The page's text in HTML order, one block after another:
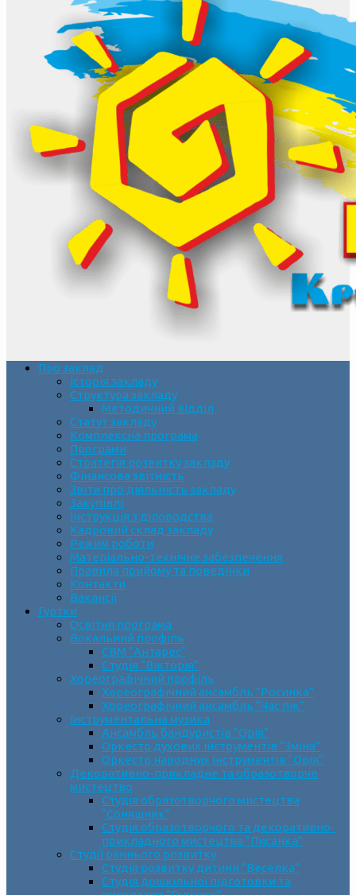
Про заклад
Історія закладу
Структура закладу
Методичний відділ
Статут закладу
Комплексна програма
Програми
Стратегія розвитку закладу
Фінансова звітність
Звіти про діяльність закладу
Закупівлі
Інструкція з діловодства
Кадровий склад закладу
Режим роботи
Матеріально-технічне забезпечення
Правила прийому та поведінки
Контакти
Вакансії
Гуртки
Освітня програма
Вокальний профіль
СВМ “Антарес”
Студія “Вікторія”
Хореографічний профіль
Хореографічний ансамбль “Росинка”
Хореографічний ансамбль “Час пік”
Інструментальна музика
Ансамбль бандуристів “Орія”
Оркестр духових інструментів “Зміна”
Оркестр народних інструментів “Орія”
Декоративно-прикладне та образотворче
мистецтво
Cтудія образотворчого мистецтва
“Соняшник”
Студія образотворчого та декоративно-
прикладного мистецтва “Писанка”
Студії раннього розвитку
Студія розвитку дитини “Веселка”
Студія дошкільної підготовки та